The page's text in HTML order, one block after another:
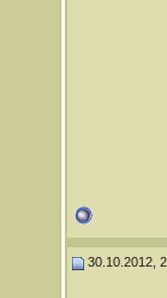
30.10.2012,